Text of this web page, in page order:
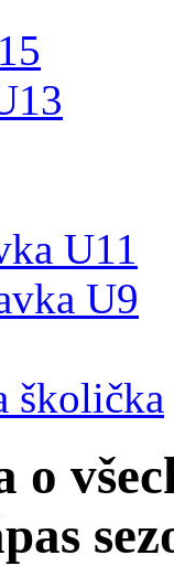
U11
U9
školička